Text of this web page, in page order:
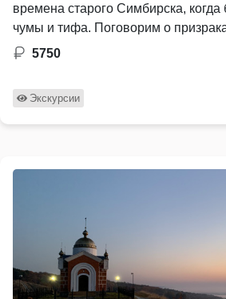
времена старого Симбирска,
чумы и тифа. Поговорим о
5750
Экскурсии